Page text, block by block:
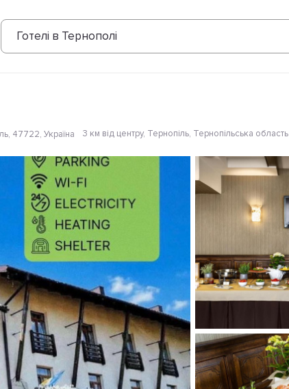
Готелі в Тернополі
47722, Україна 3 км від центру, Тернопіль, Тернопільська область